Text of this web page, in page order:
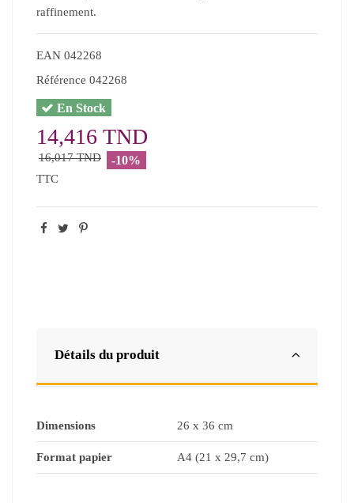
raffinement.
EAN 042268
Référence 042268
En Stock
14,416 TND
16,017 TND -10%
TTC
Détails du produit
Dimensions 26 x 36 cm
Format papier A4 (21 x 29,7 cm)